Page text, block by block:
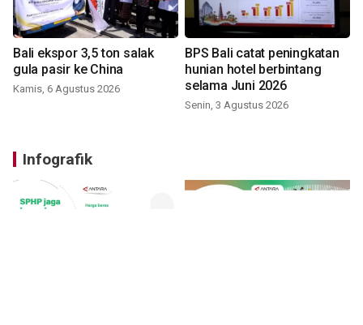
Bali ekspor 3,5 ton salak
gula pasir ke China
Kamis, 6 Agustus 2026
BPS Bali catat peningkatan
hunian hotel berbintang
selama Juni 2026
Senin, 3 Agustus 2026
Infografik